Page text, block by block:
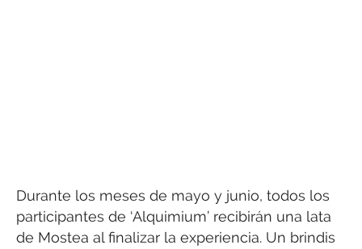
Durante los meses de mayo y junio, todos los
participantes de ‘Alquimium’ recibirán una lata
de Mostea al finalizar la experiencia. Un brindis